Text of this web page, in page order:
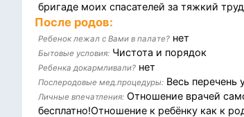
бригаде моих спасателей за тяжкий
После родов:
Ребенок лежал с Вами в палате? нет
Бытовые условия: Чистота и порядок
Ребенка докармливали? нет
Послеродовые мед.процедуры: Весь перечень
Личные впечатления: Отношение врачей
бесплатно!Отношение к ребёнку как к